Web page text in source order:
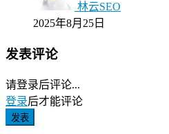
林云SEO
2025年8月25日
发表评论
请登录后评论...
登录后才能评论
发表